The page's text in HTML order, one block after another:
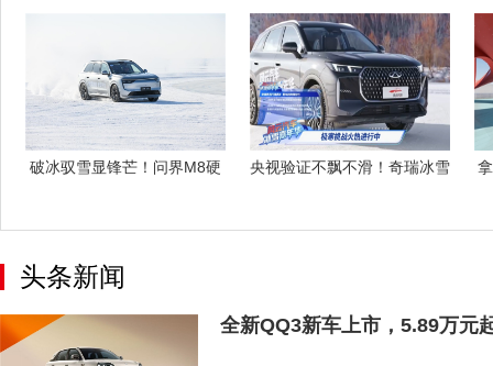
破冰驭雪显锋芒！问界M8硬
央视验证不飘不滑！奇瑞冰雪
头条新闻
全新QQ3新车上市，5.89万元